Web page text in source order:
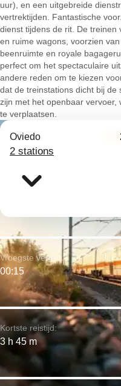
uur), en een uitgebreide
vertrektijden. Fantastische
dienst tijdens de rit. De treinen
en ruime wagons, voorzien
beenruimte en royale
perfect om het spectaculaire
andere reden om te kiezen
dat de treinstations dicht bij
zijn met het openbaar vervoer,
te verplaatsen.
Oviedo
2 stations
Kortste reistijd:
3 h 45 m
Vroegste vertrek:
00:15